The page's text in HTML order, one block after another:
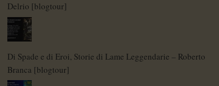
Delrio [blogtour]
Di Spade e di Eroi, Storie di Lame Leggendarie – Roberto
Branca [blogtour]